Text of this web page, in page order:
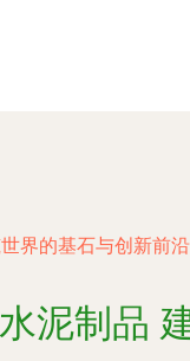
界的基石与创新前沿
水泥制品